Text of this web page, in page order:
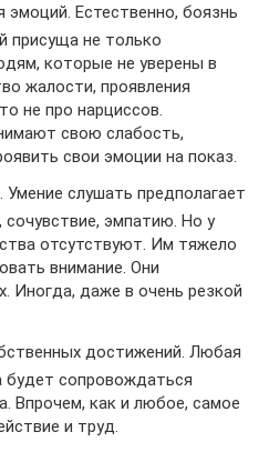
эмоций. Естественно, боязнь
присуща не только
которые не уверены в
жалости, проявления
не про нарциссов.
свою слабость,
свои эмоции на показ.
Умение слушать предполагает
сочувствие, эмпатию. Но у
отсутствуют. Им тяжело
внимание. Они
Иногда, даже в очень резкой
достижений. Любая
будет сопровождаться
Впрочем, как и любое, самое
и труд.